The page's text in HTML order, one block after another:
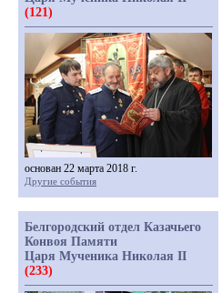
(121)
основан 22 марта 2018 г.
Другие события
Белгородский отдел Казачьего
Конвоя Памяти
Царя Мученика Николая II
(233)